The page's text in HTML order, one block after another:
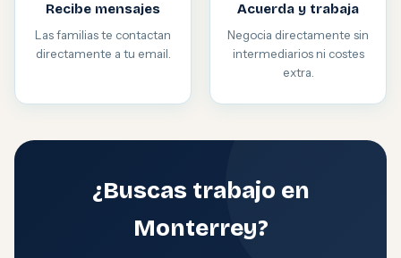
Recibe mensajes
Las familias te contactan
directamente a tu email.
Acuerda y trabaja
Negocia directamente sin
intermediarios ni costes
extra.
¿Buscas trabajo en
Monterrey?